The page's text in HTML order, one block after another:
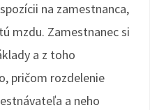
na zamestnanca,
mzdu. Zamestnanec si
a z toho
pričom rozdelenie
a neho